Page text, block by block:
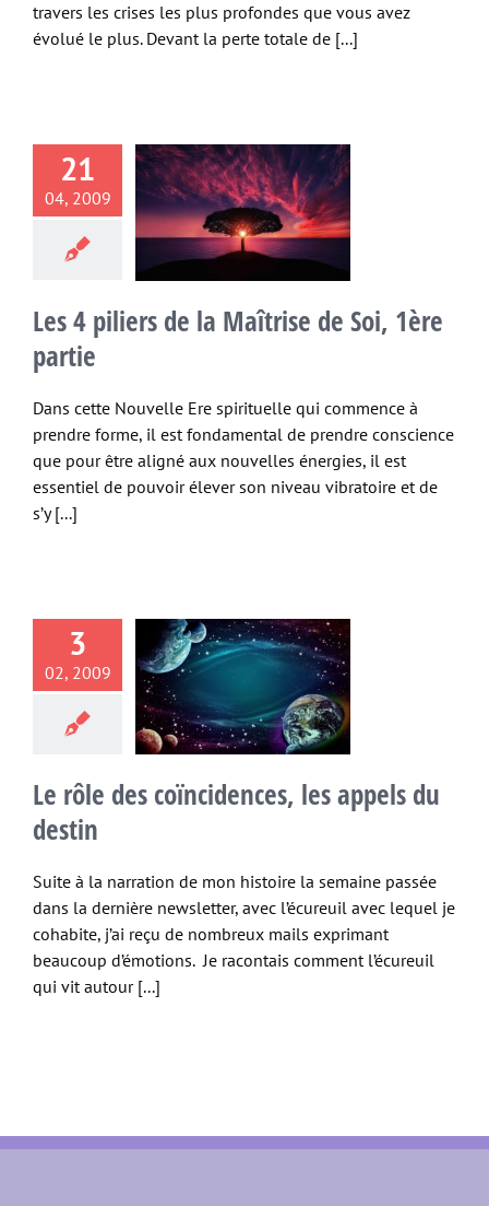
travers les crises les plus profondes que vous avez
évolué le plus. Devant la perte totale de [...]
21
04, 2009
de la
de Soi,
partie
Etres
Les 4 piliers de la Maîtrise de Soi, 1ère
partie
Dans cette Nouvelle Ere spirituelle qui commence à
prendre forme, il est fondamental de prendre conscience
que pour être aligné aux nouvelles énergies, il est
essentiel de pouvoir élever son niveau vibratoire et de
s’y [...]
3
02, 2009
des
les
du destin
énergie
Le rôle des coïncidences, les appels du
destin
Suite à la narration de mon histoire la semaine passée
dans la dernière newsletter, avec l’écureuil avec lequel je
cohabite, j’ai reçu de nombreux mails exprimant
beaucoup d’émotions. Je racontais comment l’écureuil
qui vit autour [...]